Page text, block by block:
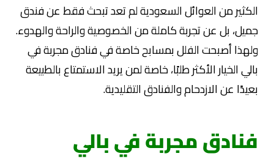
الكثير من العوائل السعودية لم تعد تبحث فقط عن فندق
جميل، بل عن تجربة كاملة من الخصوصية والراحة والهدوء.
ولهذا أصبحت الفلل بمسابح خاصة في فنادق مجربة في
بالي الخيار الأكثر طلبًا، خاصة لمن يريد الاستمتاع بالطبيعة
بعيدًا عن الازدحام والفنادق التقليدية.
فنادق مجربة في بالي